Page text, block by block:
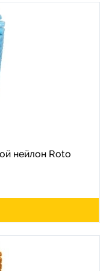
нейлон Roto